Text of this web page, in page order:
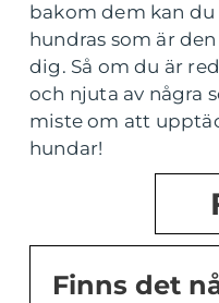
bakom dem kan
hundras som är
dig. Så om du är
och njuta av några
miste om att
hundar!
Finns det